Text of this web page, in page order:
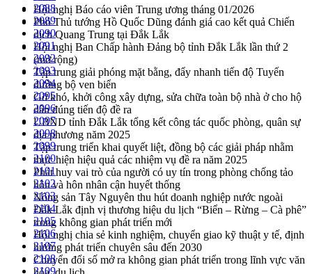
Hội nghị Báo cáo viên Trung ương tháng 01/2026
Phó Thủ tướng Hồ Quốc Dũng đánh giá cao kết quả Chiến
dịch Quang Trung tại Đắk Lắk
Hội nghị Ban Chấp hành Đảng bộ tỉnh Đắk Lắk lần thứ 2
(mở rộng)
Tập trung giải phóng mặt bằng, đẩy nhanh tiến độ Tuyến
đường bộ ven biển
Gỡ khó, khởi công xây dựng, sửa chữa toàn bộ nhà ở cho hộ
dân đúng tiến độ đề ra
UBND tỉnh Đắk Lắk tổng kết công tác quốc phòng, quân sự
địa phương năm 2025
Tập trung triển khai quyết liệt, đồng bộ các giải pháp nhằm
thực hiện hiệu quả các nhiệm vụ đề ra năm 2025
Phát huy vai trò của người có uy tín trong phòng chống tảo
hôn và hôn nhân cận huyết thống
Nông sản Tây Nguyên thu hút doanh nghiệp nước ngoài
Đắk Lắk định vị thương hiệu du lịch “Biển – Rừng – Cà phê”
trong không gian phát triển mới
Hội nghị chia sẻ kinh nghiệm, chuyển giao kỹ thuật y tế, định
hướng phát triển chuyên sâu đến 2030
Chuyển đổi số mở ra không gian phát triển trong lĩnh vực văn
2088
2089
2090
2091
2092
2093
2094
2095
2096
2097
2098
2099
2100
2101
2102
2103
2104
2105
2106
2107
2108
2109